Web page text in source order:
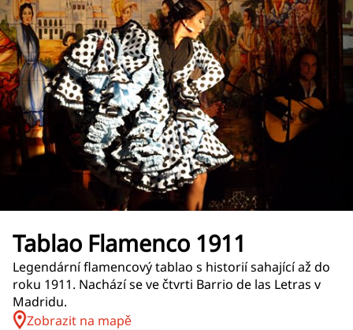
Tablao Flamenco 1911
Legendární flamencový tablao s historií sahající až do
roku 1911. Nachází se ve čtvrti Barrio de las Letras v
Madridu.
Zobrazit na mapě